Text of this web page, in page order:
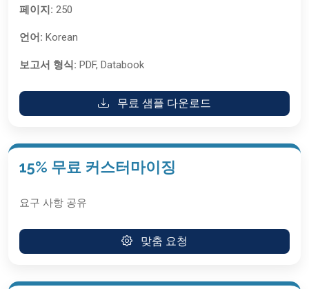
페이지: 250
언어: Korean
보고서 형식: PDF, Databook
무료 샘플 다운로드
15% 무료 커스터마이징
요구 사항 공유
맞춤 요청